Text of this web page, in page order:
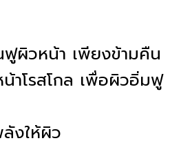
ผิวหน้า เพียงข้ามคืน
าโรสโกล เพื่อผิวอิ่มฟู
งให้ผิว